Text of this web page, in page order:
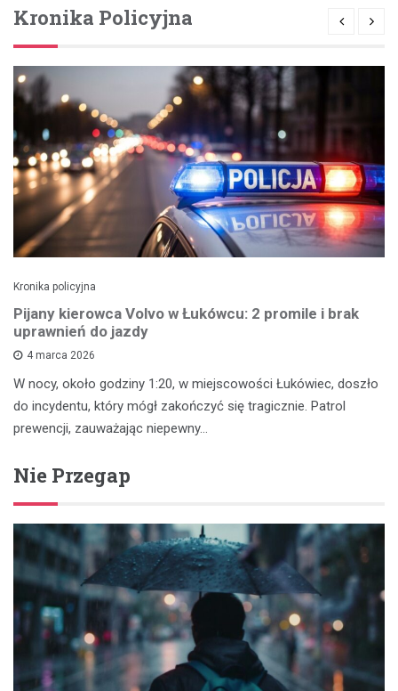
Kronika Policyjna
Kronika policyjna
Pijany kierowca Volvo w Łukówcu: 2 promile i brak
uprawnień do jazdy
4 marca 2026
W nocy, około godziny 1:20, w miejscowości Łukówiec, doszło
do incydentu, który mógł zakończyć się tragicznie. Patrol
prewencji, zauważając niepewny…
Nie Przegap